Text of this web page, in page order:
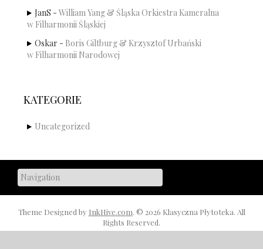
JanS - William Yang & Śląska Orkiestra Kameralna
w Filharmonii Śląskiej
Oskar - Boris Giltburg & Krzysztof Urbański
w Filharmonii Narodowej
KATEGORIE
Uncategorized
Theme Designed by InkHive.com. © 2026 Klasyczna Płytoteka. All
Rights Reserved.